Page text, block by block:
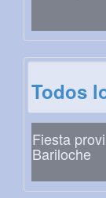
Todos
Fiesta
Bariloche